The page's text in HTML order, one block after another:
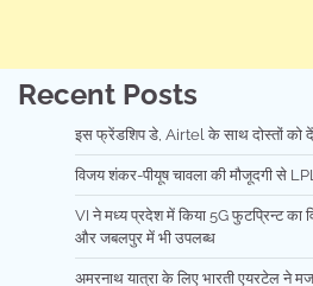
Recent Posts
इस फ्रेंडशिप डे, Airtel के साथ दोस्तों को
विजय शंकर-पीयूष चावला की मौजूदगी से
VI ने मध्य प्रदेश में किया 5G फुटप्रिन्ट का
और जबलपुर में भी उपलब्ध
अमरनाथ यात्रा के लिए भारती एयरटेल ने